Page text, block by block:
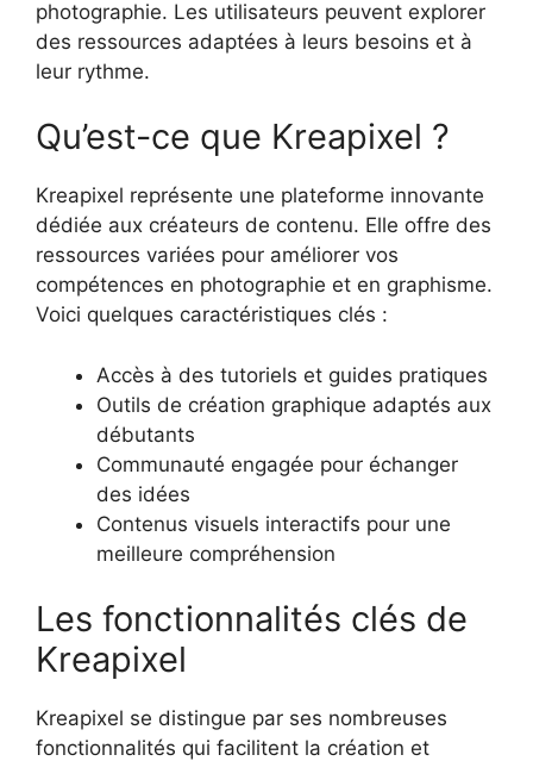
photographie. Les utilisateurs peuvent explorer
des ressources adaptées à leurs besoins et à
leur rythme.
Qu’est-ce que Kreapixel ?
Kreapixel représente une plateforme innovante
dédiée aux créateurs de contenu. Elle offre des
ressources variées pour améliorer vos
compétences en photographie et en graphisme.
Voici quelques caractéristiques clés :
Accès à des tutoriels et guides pratiques
Outils de création graphique adaptés aux
débutants
Communauté engagée pour échanger
des idées
Contenus visuels interactifs pour une
meilleure compréhension
Les fonctionnalités clés de
Kreapixel
Kreapixel se distingue par ses nombreuses
fonctionnalités qui facilitent la création et